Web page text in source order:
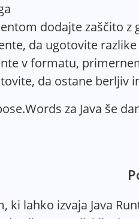
dodajte zaščito z
da ugotovite
v formatu,
da ostane berljiv
za Java še
ki lahko izvaja Java